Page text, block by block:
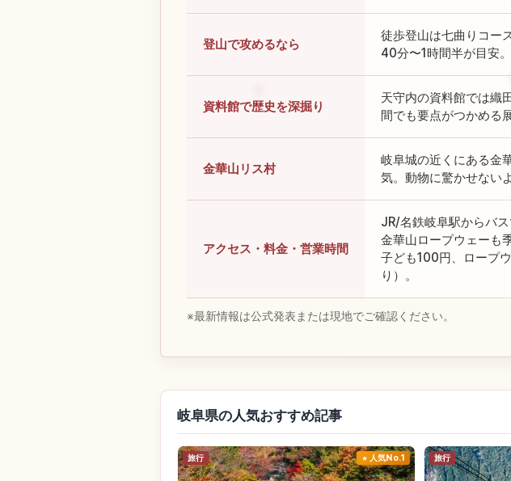
登山で攻めるなら
徒歩登山は七曲りコー
40分〜1時間半が目安
資料館で歴史を深掘り
天守内の資料館では織
間でも要点がつかめる
金華山リス村
岐阜城の近くにある金
気。動物に驚かせない
アクセス・料金・営業時間
JR/名鉄岐阜駅からバ
金華山ロープウェーも
子ども100円、ロープ
り）。
※最新情報は公式発表または現地でご確認ください。
岐阜県の人気おすすめ記事
旅行 人気No.1 旅行